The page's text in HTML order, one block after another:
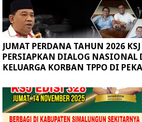
JUMAT PERDANA TAHUN 2026 KSJ
PERSIAPKAN DIALOG
KELUARGA KORBAN TPPO DI